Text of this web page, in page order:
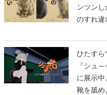
ンツン
のすれ違
ひたすら
『シュ
に展示
靴を舐